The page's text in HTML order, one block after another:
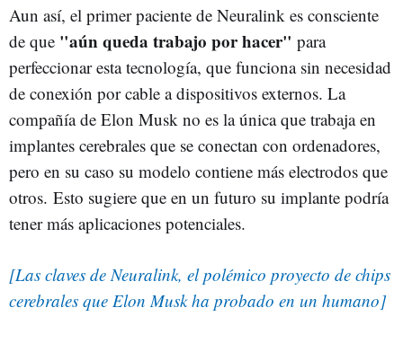
Aun así, el primer paciente de Neuralink es consciente
de que "aún queda trabajo por hacer" para
perfeccionar esta tecnología, que funciona sin necesidad
de conexión por cable a dispositivos externos. La
compañía de Elon Musk no es la única que trabaja en
implantes cerebrales que se conectan con ordenadores,
pero en su caso su modelo contiene más electrodos que
otros. Esto sugiere que en un futuro su implante podría
tener más aplicaciones potenciales.
[Las claves de Neuralink, el polémico proyecto de chips
cerebrales que Elon Musk ha probado en un humano]